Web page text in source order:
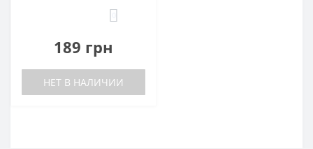
189 грн
НЕТ В НАЛИЧИИ